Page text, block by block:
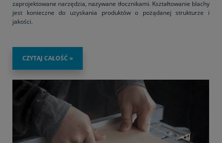
zaprojektowane narzędzia, nazywane tłocznikami. Kształtowanie blachy
jest konieczne do uzyskania produktów o pożądanej strukturze i
jakości.
CZYTAJ CAŁOŚĆ »